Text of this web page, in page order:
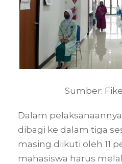
Sumber:
Dalam
dibagi ke dalam tiga
masing diikuti oleh 11
mahasiswa harus